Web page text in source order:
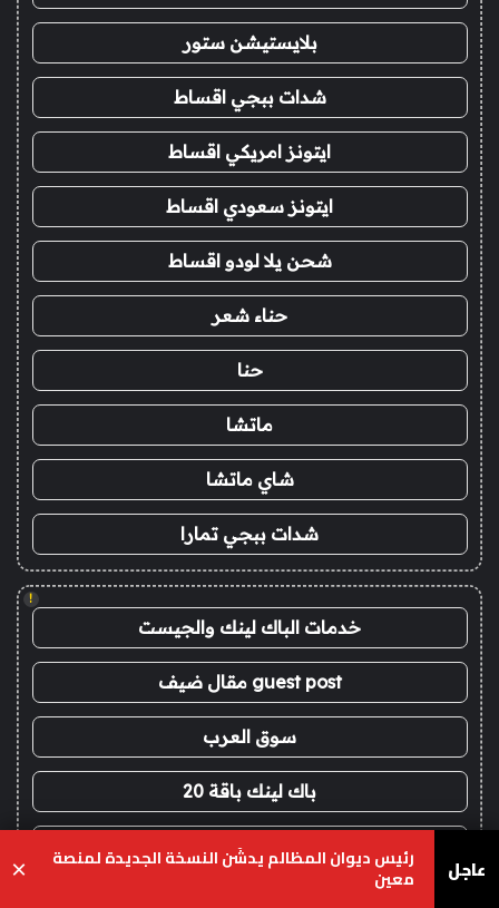
بلايستيشن ستور
شدات ببجي اقساط
ايتونز امريكي اقساط
ايتونز سعودي اقساط
شحن يلا لودو اقساط
حناء شعر
حنا
ماتشا
شاي ماتشا
شدات ببجي تمارا
!
خدمات الباك لينك والجيست
guest post مقال ضيف
سوق العرب
باك لينك باقة 20
اعلانات الباك لينك
عاجل رئيس ديوان المظالم يدشّن النسخة الجديدة لمنصة
معين ×